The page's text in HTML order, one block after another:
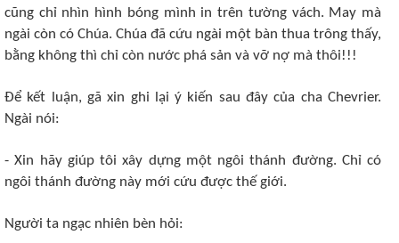
cũng chỉ nhìn hình bóng mình in trên tường vách. May mà
ngài còn có Chúa. Chúa đã cứu ngài một bàn thua trông thấy,
bằng không thì chỉ còn nước phá sản và vỡ nợ mà thôi!!!
Để kết luận, gã xin ghi lại ý kiến sau đây của cha Chevrier.
Ngài nói:
- Xin hãy giúp tôi xây dựng một ngôi thánh đường. Chỉ có
ngôi thánh đường này mới cứu được thế giới.
Người ta ngạc nhiên bèn hỏi: